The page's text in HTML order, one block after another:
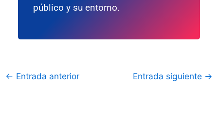
público y su entorno.
← Entrada anterior Entrada siguiente →